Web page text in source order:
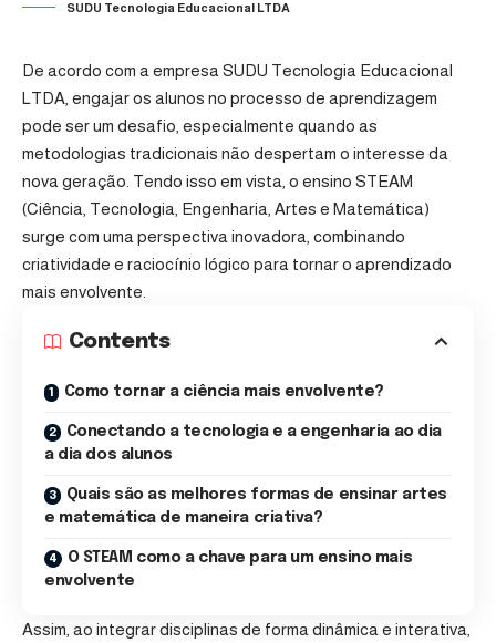
SUDU Tecnologia Educacional LTDA
De acordo com a empresa SUDU Tecnologia Educacional
LTDA, engajar os alunos no processo de aprendizagem
pode ser um desafio, especialmente quando as
metodologias tradicionais não despertam o interesse da
nova geração. Tendo isso em vista, o ensino STEAM
(Ciência, Tecnologia, Engenharia, Artes e Matemática)
surge com uma perspectiva inovadora, combinando
criatividade e raciocínio lógico para tornar o aprendizado
mais envolvente.
Contents
Como tornar a ciência mais envolvente?
Conectando a tecnologia e a engenharia ao dia
a dia dos alunos
Quais são as melhores formas de ensinar artes
e matemática de maneira criativa?
O STEAM como a chave para um ensino mais
envolvente
Assim, ao integrar disciplinas de forma dinâmica e interativa,